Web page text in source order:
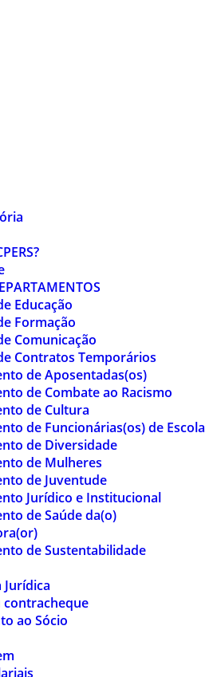
Educação
Formação
Comunicação
Contratos Temporários
de Aposentadas(os)
de Combate ao Racismo
de Cultura
de Funcionárias(os) de Escola
de Diversidade
de Mulheres
de Juventude
Jurídico e Institucional
de Saúde da(o)
de Sustentabilidade
Jurídica
contracheque
ao Sócio